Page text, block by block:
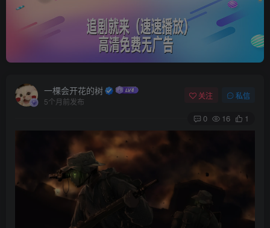
一棵会开花的树
5个月前发布
关注 私信
0 16 1